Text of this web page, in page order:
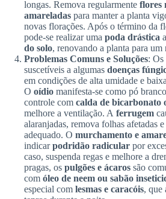
longas. Remova regularmente flores
amareladas para manter a planta
novas florações. Após o término da
pode-se realizar uma poda drástica
do solo, renovando a planta para
Problemas Comuns e Soluções: Os
suscetíveis a algumas doenças
em condições de alta umidade e
O oídio manifesta-se como pó
controle com calda de bicarbonato
melhore a ventilação. A ferrugem
alaranjadas, remova folhas afetadas
adequado. O murchamento e
indicarpodridão radicular por
caso, suspenda regas e melhore a
pragas, os pulgões e ácaros são
com óleo de neem ou sabão
especial com lesmas e caracóis, que